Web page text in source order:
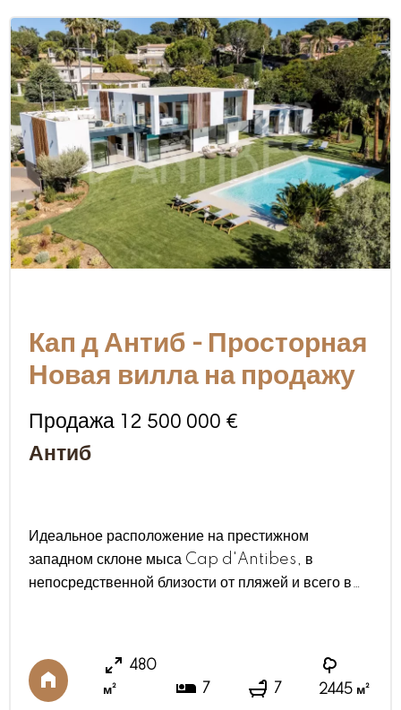
Кап д Антиб - Просторная
Новая вилла на продажу
Продажа 12 500 000 €
Антиб
Идеальное расположение на престижном
западном склоне мыса Cap d'Antibes, в
непосредственной близости от пляжей и всего в
материалов высокого качества. Вилла с жилой
площадью ок 480 м² отличается просторными
480
м²
7 7 2445 м²